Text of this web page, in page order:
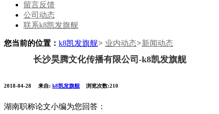
留言反馈
公司动态
联系k8凯发旗舰
您当前的位置： k8凯发旗舰> 业内动态>新闻动态
长沙昊腾文化传播有限公司-k8凯发旗舰
2018-04-28 来自: k8凯发旗舰 浏览次数:210
湖南职称论文小编为您回答：